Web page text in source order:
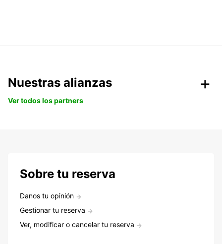
Nuestras alianzas
Ver todos los partners
Sobre tu reserva
Danos tu opinión
Gestionar tu reserva
Ver, modificar o cancelar tu reserva